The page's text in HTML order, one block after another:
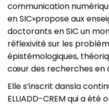
communication
en SIC»propose aux
doctorants en SIC un
réflexivité sur les
épistémologiques,
cœur des recherches en
Elle s’inscrit dansla
ELLIADD-CREM qui a été